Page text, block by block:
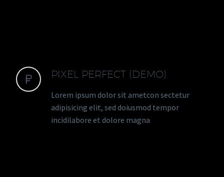

 PIXEL PERFECT (DEMO)
Lorem ipsum dolor sit ametcon sectetur
adipisicing elit, sed doiusmod tempor
incidilabore et dolore magna